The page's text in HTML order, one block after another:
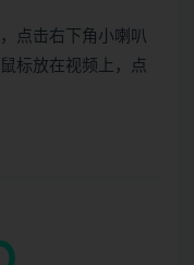
点击右下角小喇叭
标放在视频上，点